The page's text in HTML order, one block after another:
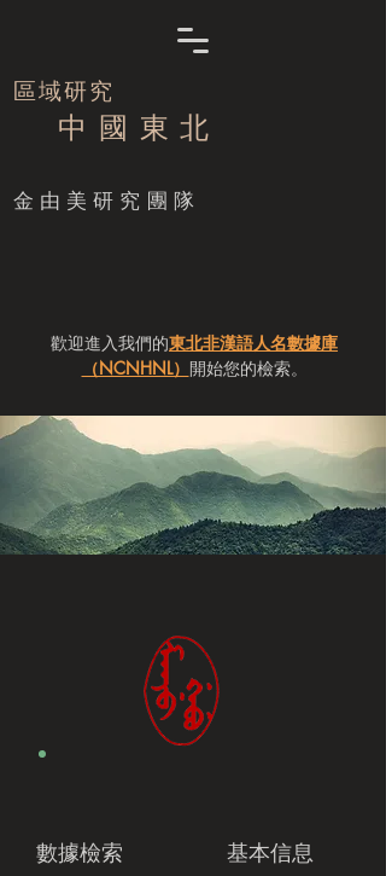
區域研究
中 國 東 北
​金由美研究團隊
歡迎進入我們的東北非漢語人名數據庫
（NCNHNL） 開始您的檢索。
數據檢索 基本信息